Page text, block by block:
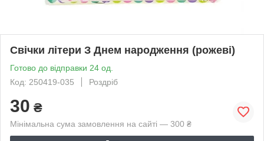
Свічки літери З Днем народження (рожеві)
Готово до відправки 24 од.
Код: 250419-035
Роздріб
30 ₴
Мінімальна сума замовлення на сайті — 300 ₴